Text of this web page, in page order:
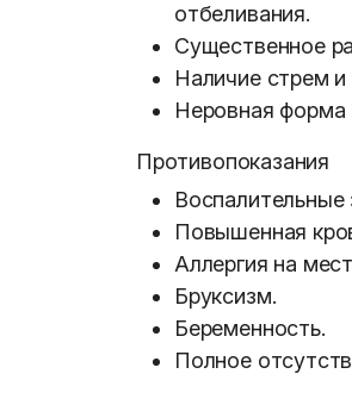
отбеливания.
Существенное
Наличие стрем
Неровная форма
Противопоказания
Воспалительные
Повышенная
Аллергия на
Бруксизм.
Беременность.
Полное